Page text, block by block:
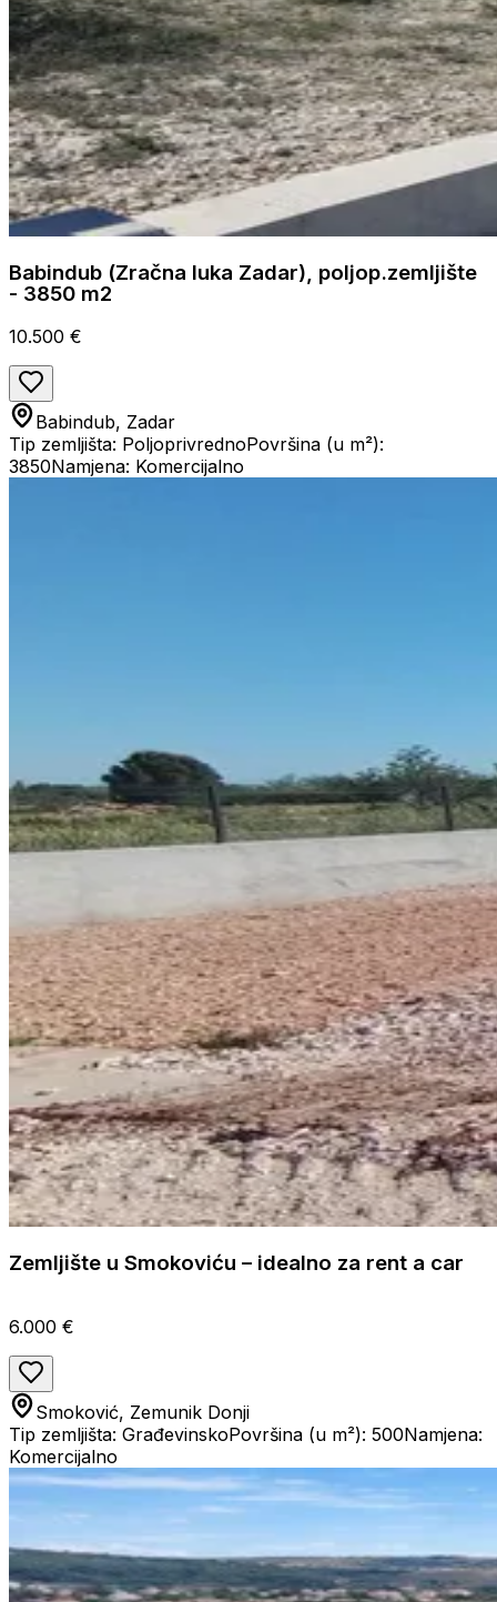
Babindub (Zračna luka Zadar), poljop.zemljište
- 3850 m2
10.500 €
Babindub, Zadar
Tip zemljišta: PoljoprivrednoPovršina (u m²):
3850Namjena: Komercijalno
Zemljište u Smokoviću – idealno za rent a car
6.000 €
Smoković, Zemunik Donji
Tip zemljišta: GrađevinskoPovršina (u m²): 500Namjena:
Komercijalno